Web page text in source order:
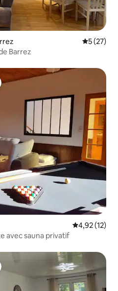
5 (27)
Barrez
Évaluation
4,92 (12)
avec sauna privatif